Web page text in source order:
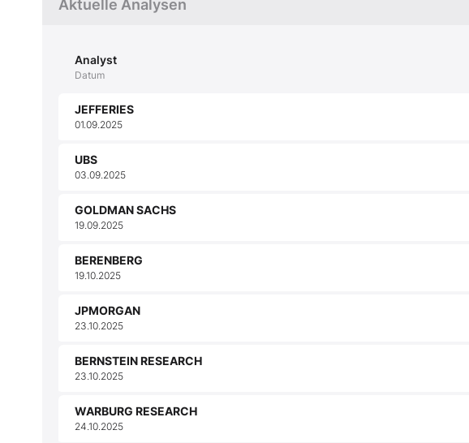
Aktuelle Analysen
Analyst
Datum
JEFFERIES
01.09.2025
UBS
03.09.2025
GOLDMAN SACHS
19.09.2025
BERENBERG
19.10.2025
JPMORGAN
23.10.2025
BERNSTEIN RESEARCH
23.10.2025
WARBURG RESEARCH
24.10.2025